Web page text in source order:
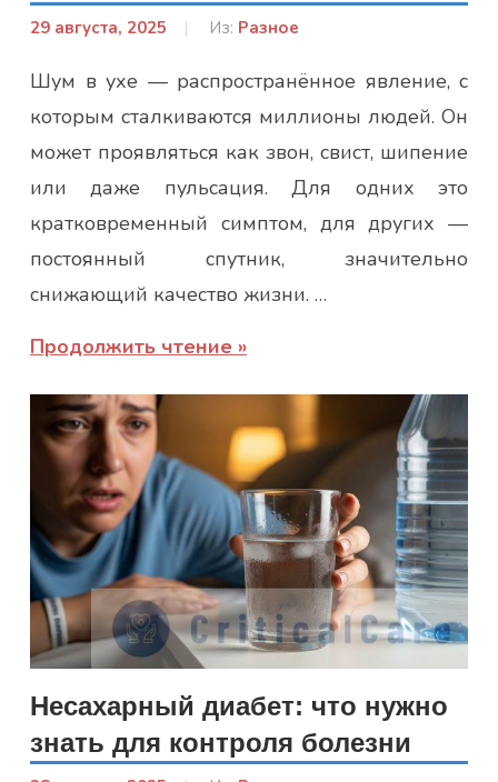
29 августа, 2025
От:
Юлія
Из: Разное
Шум в ухе — распространённое явление, с
которым сталкиваются миллионы людей. Он
может проявляться как звон, свист, шипение
или даже пульсация. Для одних это
кратковременный симптом, для других —
постоянный спутник, значительно
снижающий качество жизни. …
Продолжить чтение
Несахарный диабет: что нужно
знать для контроля болезни